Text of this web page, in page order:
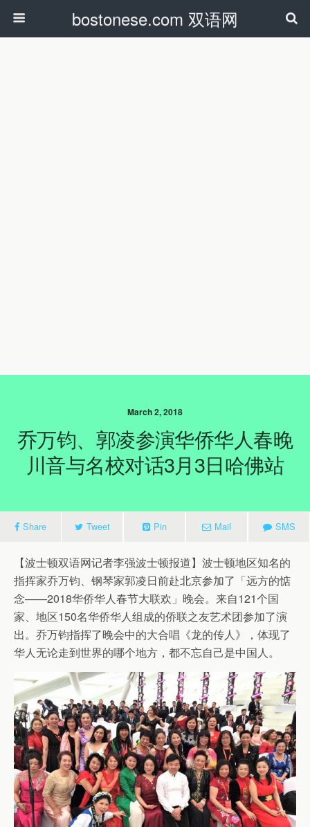
bostonese.com 双语网
March 2, 2018
乔万钧、郭凌参演华侨华人春晚
川音与名校对话3月3日哈佛站
Share Tweet Pin Mail SMS
【波士顿双语网记者李强波士顿报道】波士顿地区知名的
指挥家乔万钧、钢琴家郭凌日前赴北京参加了「远方的惦
念——2018华侨华人春节大联欢」晚会。来自121个国
家、地区150名华侨华人组成的侨联之友艺术团参加了演
出。乔万钧指挥了晚会中的大合唱《龙的传人》，体现了
华人无论走到世界的哪个地方，都不忘自己是中国人。